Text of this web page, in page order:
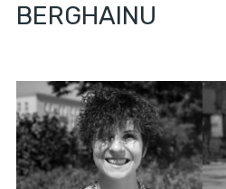
BERGHAINU